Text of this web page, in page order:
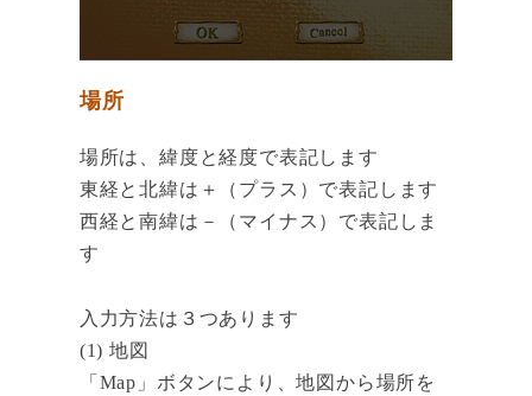
場所
場所は、緯度と経度で表記します
東経と北緯は＋（プラス）で表記します
西経と南緯は－（マイナス）で表記しま
す
入力方法は３つあります
(1) 地図
「Map」ボタンにより、地図から場所を